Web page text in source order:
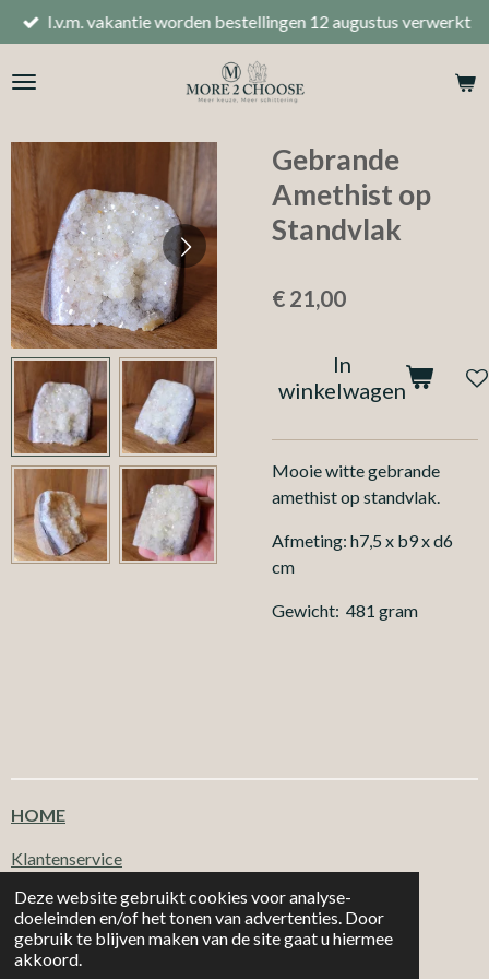
Deze website gebruikt cookies voor analyse-
doeleinden en/of het tonen van advertenties. Door
gebruik te blijven maken van de site gaat u hiermee
akkoord.
Ga
direct
naar
I.v.m. vakantie worden bestellingen 12 augustus verwerkt
Gebrande
Amethist op
Standvlak
€ 21,00
In
winkelwagen
Mooie witte gebrande
amethist op standvlak.
Afmeting: h7,5 x b9 x d6
cm
Gewicht: 481 gram
HOME
Klantenservice
T
i
k
F
a
c
I
n
W
h
MORE 2 CHOOSE|Email: info@more2choose.nl |KVK nr. 89377249